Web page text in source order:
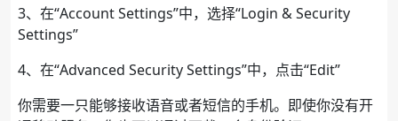
3、在“Account Settings”中，选择“Login & Security
Settings”
4、在“Advanced Security Settings”中，点击“Edit”
你需要一只能够接收语音或者短信的手机。即使你没有开